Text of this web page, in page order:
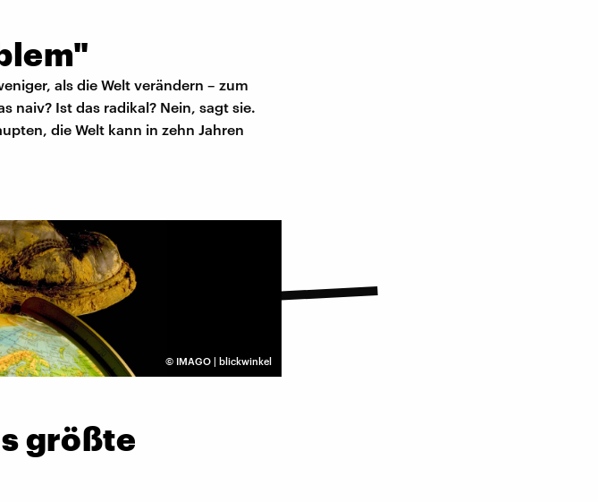
als die Welt verändern – zum
naiv? Ist das radikal? Nein, sagt sie.
die Welt kann in zehn Jahren
© IMAGO | blickwinkel
größte